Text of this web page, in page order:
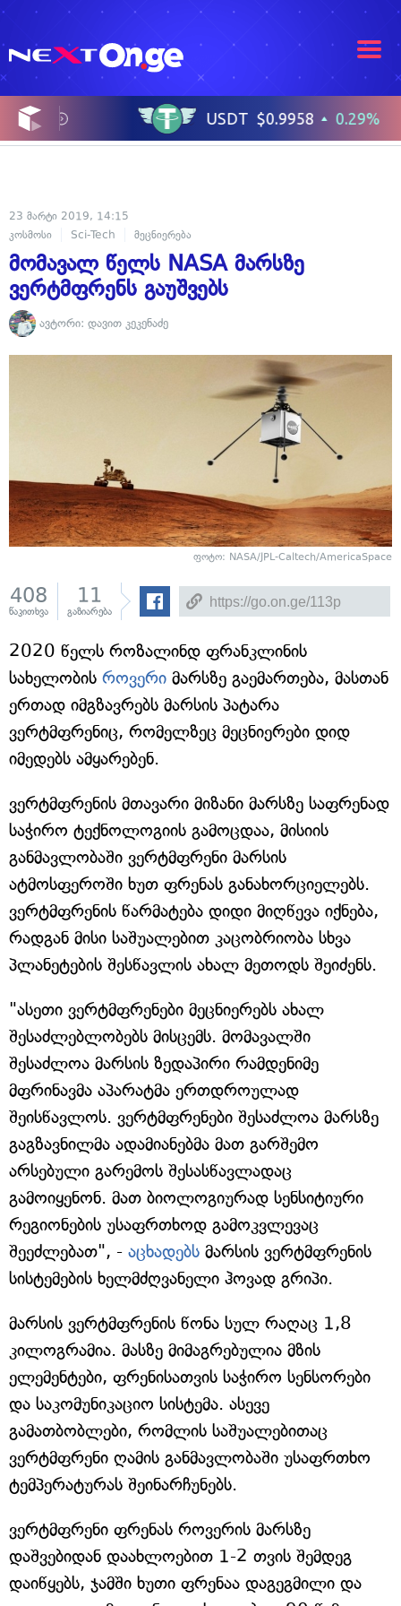
23 მარტი 2019, 14:15
კოსმოსი
Sci-Tech მეცნიერება
მომავალ წელს NASA მარსზე
ვერტმფრენს გაუშვებს
ავტორი: დავით კეკენაძე
ფოტო: NASA/JPL-Caltech/AmericaSpace
408
წაკითხვა
11
გაზიარება
2020 წელს როზალინდ ფრანკლინის
სახელობის როვერი მარსზე გაემართება, მასთან
ერთად იმგზავრებს მარსის პატარა
ვერტმფრენიც, რომელზეც მეცნიერები დიდ
იმედებს ამყარებენ.
ვერტმფრენის მთავარი მიზანი მარსზე საფრენად
საჭირო ტექნოლოგიის გამოცდაა, მისიის
განმავლობაში ვერტმფრენი მარსის
ატმოსფეროში ხუთ ფრენას განახორციელებს.
ვერტმფრენის წარმატება დიდი მიღწევა იქნება,
რადგან მისი საშუალებით კაცობრიობა სხვა
პლანეტების შესწავლის ახალ მეთოდს შეიძენს.
"ასეთი ვერტმფრენები მეცნიერებს ახალ
შესაძლებლობებს მისცემს. მომავალში
შესაძლოა მარსის ზედაპირი რამდენიმე
მფრინავმა აპარატმა ერთდროულად
შეისწავლოს. ვერტმფრენები შესაძლოა მარსზე
გაგზავნილმა ადამიანებმა მათ გარშემო
არსებული გარემოს შესასწავლადაც
გამოიყენონ. მათ ბიოლოგიურად სენსიტიური
რეგიონების უსაფრთხოდ გამოკვლევაც
შეეძლებათ", - აცხადებს მარსის ვერტმფრენის
სისტემების ხელმძღვანელი ჰოვად გრიპი.
მარსის ვერტმფრენის წონა სულ რაღაც 1,8
კილოგრამია. მასზე მიმაგრებულია მზის
ელემენტები, ფრენისათვის საჭირო სენსორები
და საკომუნიკაციო სისტემა. ასევე
გამათბობლები, რომლის საშუალებითაც
ვერტმფრენი ღამის განმავლობაში უსაფრთხო
ტემპერატურას შეინარჩუნებს.
ვერტმფრენი ფრენას როვერის მარსზე
დაშვებიდან დაახლოებით 1-2 თვის შემდეგ
დაიწყებს, ჯამში ხუთი ფრენაა დაგეგმილი და